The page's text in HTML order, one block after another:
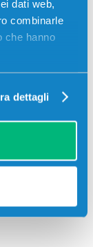
dati web,
combinarle
che hanno
dettagli
4000
Olivetti